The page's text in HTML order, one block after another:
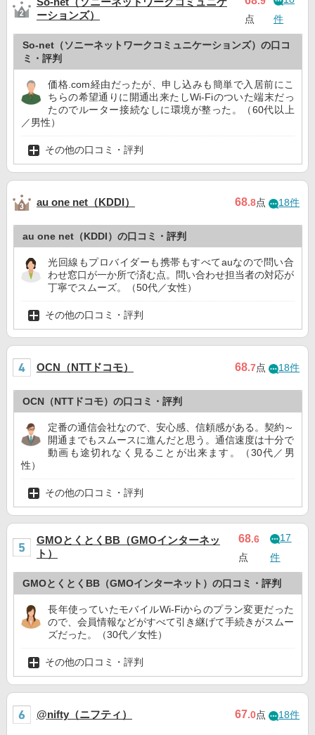
ーションズ）
点
件
So-net（ソニーネットワークコミュニケーションズ）の口コ
ミ・評判
価格.com経由だったが、申し込みも簡単で入居前にこ
ちらの希望通りに開通出来たしWi-Fiのついた端末だっ
たのでルーター接続なしに環境が整った。（60代以上
／男性）
その他の口コミ・評判
au one net（KDDI） 68.8点 18件
au one net（KDDI）の口コミ・評判
光回線もプロバイダーも携帯もすべてauなので問い合
わせ窓口が一か所で済む点。問い合わせ担当者の対応が
丁寧でスムーズ。（50代／女性）
その他の口コミ・評判
OCN（NTTドコモ） 68.7点 18件
OCN（NTTドコモ）の口コミ・評判
定番の通信会社なので、安心感、信頼感がある。契約～
開通までもスムースに進んだと思う。通信速度は十分で
動画も途切れなく見ることが出来ます。（30代／男
性）
その他の口コミ・評判
GMOとくとくBB（GMOインターネッ
ト）
68.6
点
17
件
GMOとくとくBB（GMOインターネット）の口コミ・評判
長年使っていたモバイルWi-Fiからのプラン変更だった
ので、会員情報などがすべて引き継げて手続きがスムー
ズだった。（30代／女性）
その他の口コミ・評判
@nifty（ニフティ） 67.0点 18件